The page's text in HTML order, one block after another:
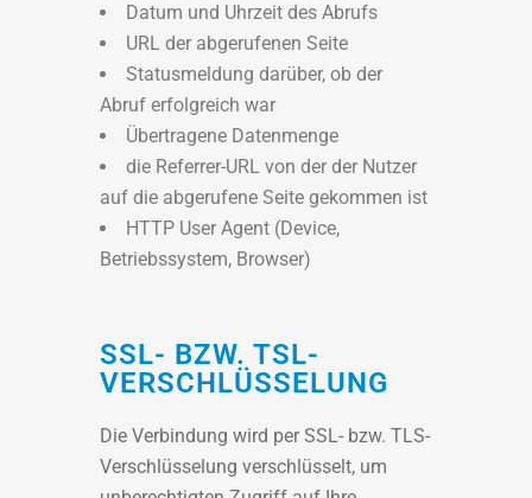
Datum und Uhrzeit des Abrufs
URL der abgerufenen Seite
Statusmeldung darüber, ob der
Abruf erfolgreich war
Übertragene Datenmenge
die Referrer-URL von der der Nutzer
auf die abgerufene Seite gekommen ist
HTTP User Agent (Device,
Betriebssystem, Browser)
SSL- BZW. TSL-
VERSCHLÜSSELUNG
Die Verbindung wird per SSL- bzw. TLS-
Verschlüsselung verschlüsselt, um